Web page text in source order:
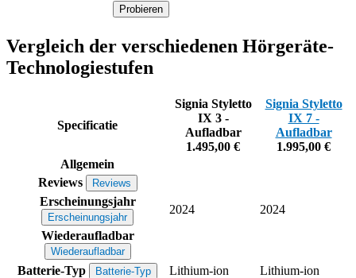
Probieren
Vergleich der verschiedenen Hörgeräte-
Technologiestufen
Specificatie
Signia Styletto
IX 3 -
Aufladbar
1.495,00 €
Signia Styletto
IX 7 -
Aufladbar
1.995,00 €
Allgemein
Reviews
Reviews
Erscheinungsjahr
Erscheinungsjahr
2024
2024
Wiederaufladbar
Wiederaufladbar
Batterie-Typ Batterie-Typ Lithium-ion
Lithium-ion